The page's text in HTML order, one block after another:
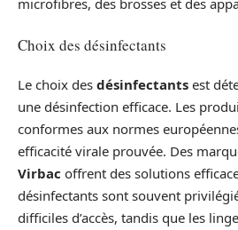
microfibres, des brosses et des
Choix des désinfectants
Le choix des désinfectants est
une désinfection efficace. Les
conformes aux normes
efficacité virale prouvée. Des
Virbac offrent des solutions
désinfectants sont souvent
difficiles d’accès, tandis que les